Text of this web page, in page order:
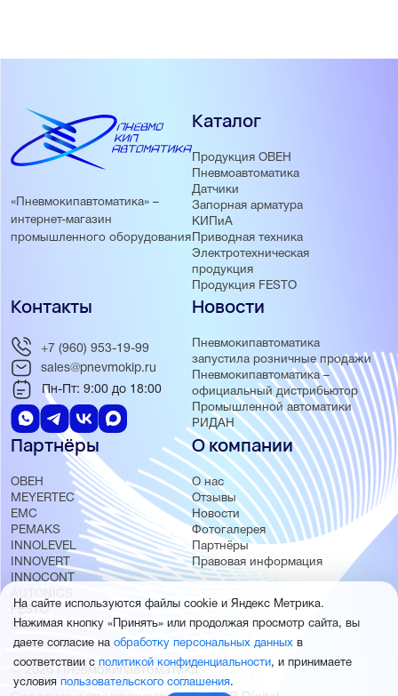
«Пневмокипавтоматика» –
интернет-магазин
промышленного оборудования
Каталог
Продукция ОВЕН
Пневмоавтоматика
Датчики
Запорная арматура
КИПиА
Приводная техника
Электротехническая
продукция
Продукция FESTO
Новости
Пневмокипавтоматика
запустила розничные продажи
Пневмокипавтоматика –
официальный дистрибьютор
Промышленной автоматики
РИДАН
Партнёры
ОВЕН
MEYERTEC
EMC
PEMAKS
INNOLEVEL
INNOVERT
INNOCONT
AUTONICS
FESTO
SMC
О компании
О нас
Отзывы
Новости
Фотогалерея
Партнёры
Правовая информация
Контакты
+7 (960) 953-19-99
sales@pnevmokip.ru
Пн-Пт: 9:00 до 18:00
© 2026 Пневмокипавтоматика
На сайте используются файлы cookie и Яндекс Метрика.
Нажимая кнопку «Принять» или продолжая просмотр сайта, вы
даете согласие на обработку персональных данных в
соответствии с политикой конфиденциальности, и принимаете
условия пользовательского соглашения.